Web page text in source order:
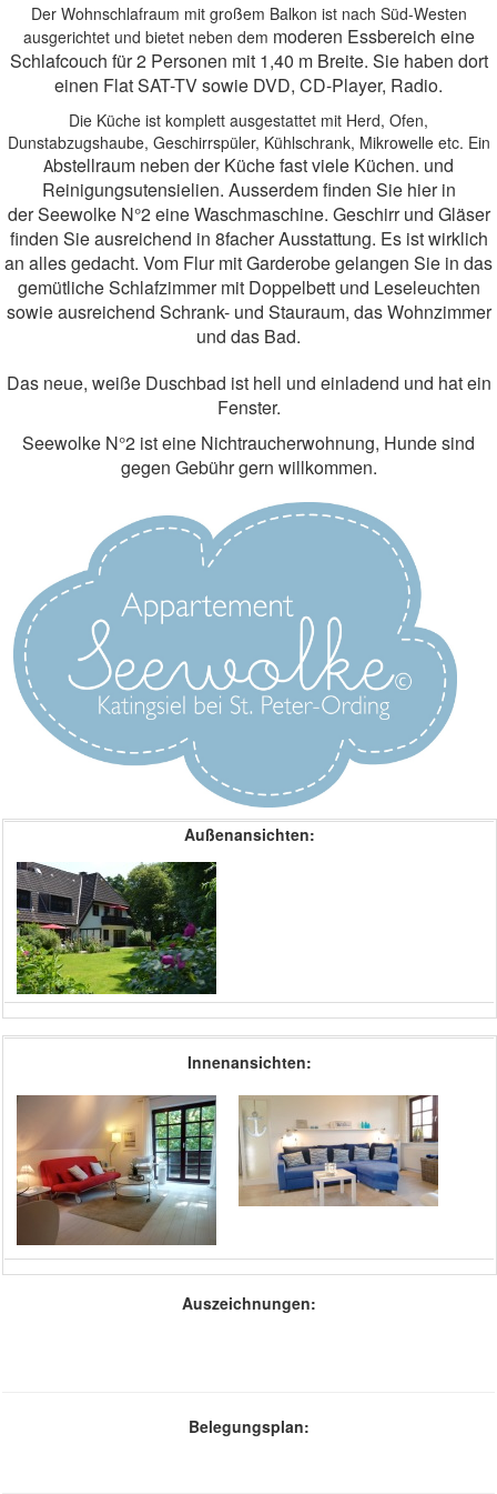
Der Wohnschlafraum mit großem Balkon ist nach Süd-Westen
ausgerichtet und bietet neben dem moderen Essbereich eine
Schlafcouch für 2 Personen mit 1,40 m Breite. Sie haben dort
einen Flat SAT-TV sowie DVD, CD-Player, Radio.
Die Küche ist komplett ausgestattet mit Herd, Ofen,
Dunstabzugshaube, Geschirrspüler, Kühlschrank, Mikrowelle etc. Ein
Abstellraum neben der Küche fast viele Küchen. und
Reinigungsutensielien. Ausserdem finden Sie hier in
derSeewolke N°2 eine Waschmaschine. Geschirr und Gläser
finden Sie ausreichend in 8facher Ausstattung. Es ist wirklich
an alles gedacht. Vom Flur mit Garderobegelangen Sie in das
gemütliche Schlafzimmer mit Doppelbett und Leseleuchten
sowie ausreichend Schrank- und Stauraum, das Wohnzimmer
und das Bad.
Das neue, weiße Duschbad ist hell und einladend und hat ein
Fenster.
Seewolke N°2 ist eine Nichtraucherwohnung, Hunde sind
gegen Gebühr gern willkommen.
Außenansichten:
Innenansichten:
Auszeichnungen:
Belegungsplan: